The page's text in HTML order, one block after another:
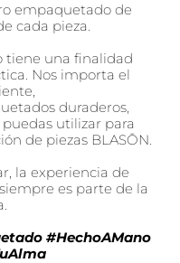
empaquetado de
cada pieza.
tiene una finalidad
Nos importa el
duraderos,
utilizar para
de piezas BLASŌN.
la experiencia de
es parte de la
#HechoAMano